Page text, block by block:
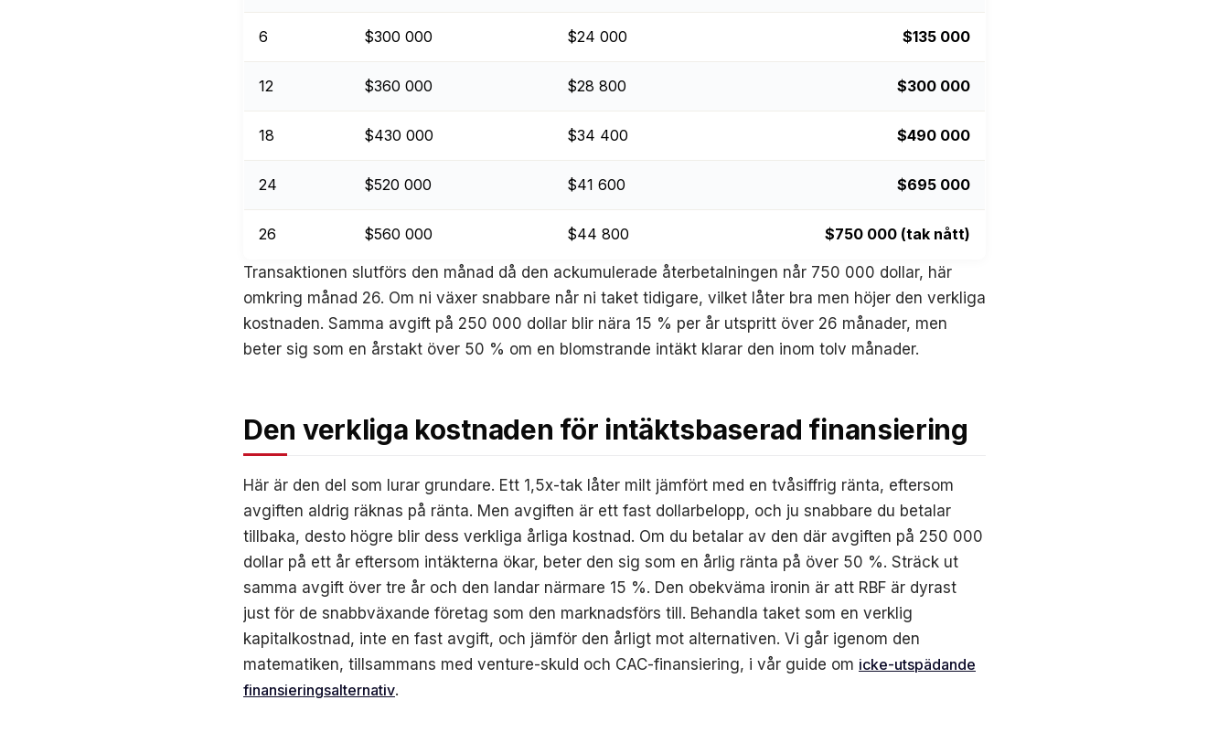
6 $300 000 $24 000 $135 000
12 $360 000 $28 800 $300 000
18 $430 000 $34 400 $490 000
24 $520 000 $41 600 $695 000
26 $560 000 $44 800 $750 000 (tak nått)
Transaktionen slutförs den månad då den ackumulerade återbetalningen når 750 000 dollar, här
omkring månad 26. Om ni växer snabbare når ni taket tidigare, vilket låter bra men höjer den verkliga
kostnaden. Samma avgift på 250 000 dollar blir nära 15 % per år utspritt över 26 månader, men
beter sig som en årstakt över 50 % om en blomstrande intäkt klarar den inom tolv månader.
Den verkliga kostnaden för intäktsbaserad finansiering
Här är den del som lurar grundare. Ett 1,5x-tak låter milt jämfört med en tvåsiffrig ränta, eftersom
avgiften aldrig räknas på ränta. Men avgiften är ett fast dollarbelopp, och ju snabbare du betalar
tillbaka, desto högre blir dess verkliga årliga kostnad. Om du betalar av den där avgiften på 250 000
dollar på ett år eftersom intäkterna ökar, beter den sig som en årlig ränta på över 50 %. Sträck ut
samma avgift över tre år och den landar närmare 15 %. Den obekväma ironin är att RBF är dyrast
just för de snabbväxande företag som den marknadsförs till. Behandla taket som en verklig
kapitalkostnad, inte en fast avgift, och jämför den årligt mot alternativen. Vi går igenom den
matematiken, tillsammans med venture-skuld och CAC-finansiering, i vår guide om icke-utspädande
finansieringsalternativ.